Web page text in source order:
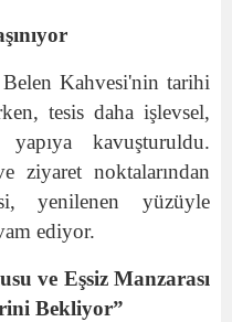
Belen Kahvesi'nin tarihi
tesis daha işlevsel,
kavuşturuldu.
ziyaret noktalarından
yenilenen yüzüyle
ediyor.
ve Eşsiz Manzarası
Bekliyor”